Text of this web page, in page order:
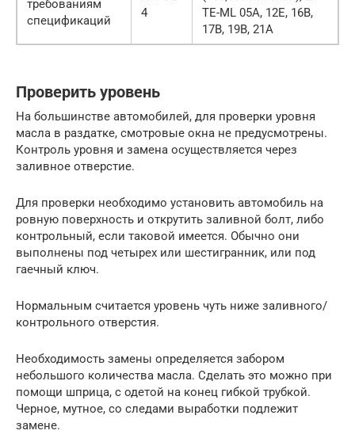
требованиям
спецификаций
4
TE-ML 05A, 12E, 16B,
17B, 19B, 21A
Проверить уровень
На большинстве автомобилей, для проверки уровня
масла в раздатке, смотровые окна не предусмотрены.
Контроль уровня и замена осуществляется через
заливное отверстие.
Для проверки необходимо установить автомобиль на
ровную поверхность и открутить заливной болт, либо
контрольный, если таковой имеется. Обычно они
выполнены под четырех или шестигранник, или под
гаечный ключ.
Нормальным считается уровень чуть ниже заливного/
контрольного отверстия.
Необходимость замены определяется забором
небольшого количества масла. Сделать это можно при
помощи шприца, с одетой на конец гибкой трубкой.
Черное, мутное, со следами выработки подлежит
замене.